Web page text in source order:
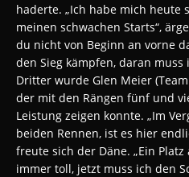
haderte. „Ich habe mich heute
meinen schwachen Starts“,
du nicht von Beginn an vorne
den Sieg kämpfen, daran
Dritter wurde Glen Meier
der mit den Rängen fünf und
Leistung zeigen konnte. „Im
beiden Rennen, ist es hier
freute sich der Däne. „Ein
immer toll, jetzt muss ich den